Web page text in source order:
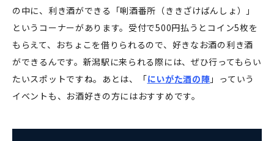
の中に、利き酒ができる「唎酒番所（ききざけばんしょ）」
というコーナーがあります。受付で500円払うとコイン5枚を
もらえて、おちょこを借りられるので、好きなお酒の利き酒
ができるんです。新潟駅に来られる際には、ぜひ行ってもらい
たいスポットですね。あとは、「にいがた酒の陣 」っていう
イベントも、お酒好きの方にはおすすめです。